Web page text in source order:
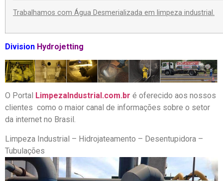
Trabalhamos com Água Desmerializada em limpeza industrial.
Division Hydrojetting
O Portal LimpezaIndustrial.com.br é oferecido aos nossos
clientes como o maior canal de informações sobre o setor
da internet no Brasil.
Limpeza Industrial – Hidrojateamento – Desentupidora –
Tubulações